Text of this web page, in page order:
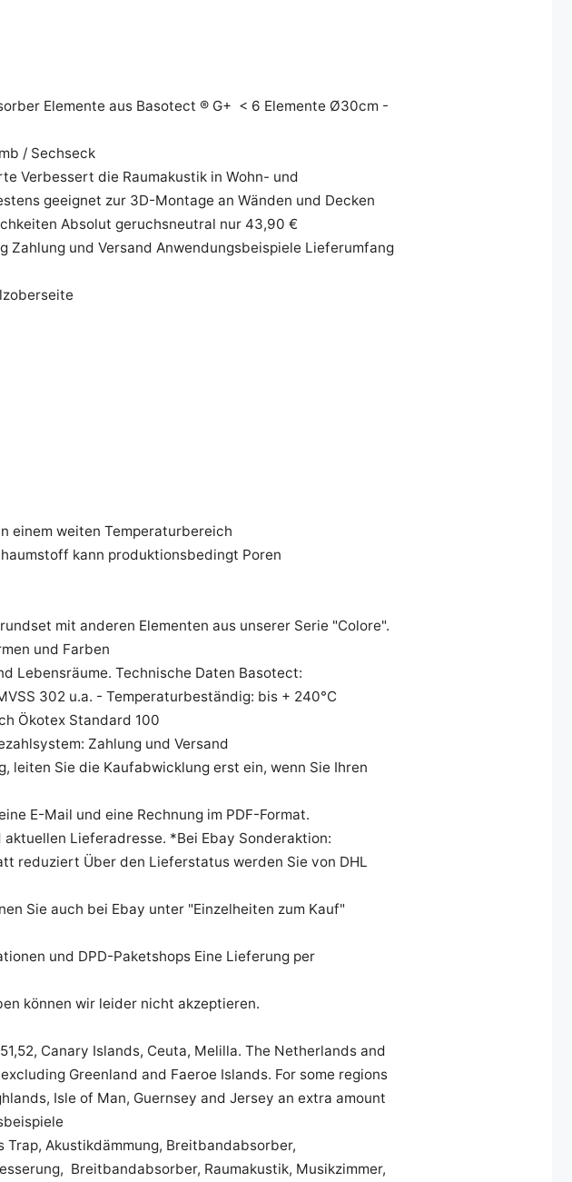
Elemente aus Basotect ® G+ < 6 Elemente Ø30cm -
/ Sechseck
Verbessert die Raumakustik in Wohn- und
geeignet zur 3D-Montage an Wänden und Decken
Absolut geruchsneutral nur 43,90 €
Zahlung und Versand Anwendungsbeispiele Lieferumfang
einem weiten Temperaturbereich
kann produktionsbedingt Poren
mit anderen Elementen aus unserer Serie "Colore".
und Farben
Lebensräume. Technische Daten Basotect:
302 u.a. - Temperaturbeständig: bis + 240°C
Ökotex Standard 100
Zahlung und Versand
leiten Sie die Kaufabwicklung erst ein, wenn Sie Ihren
E-Mail und eine Rechnung im PDF-Format.
Lieferadresse. *Bei Ebay Sonderaktion:
reduziert Über den Lieferstatus werden Sie von DHL
Sie auch bei Ebay unter "Einzelheiten zum Kauf"
und DPD-Paketshops Eine Lieferung per
können wir leider nicht akzeptieren.
Canary Islands, Ceuta, Melilla. The Netherlands and
Greenland and Faeroe Islands. For some regions
Isle of Man, Guernsey and Jersey an extra amount
Akustikdämmung, Breitbandabsorber,
Breitbandabsorber, Raumakustik, Musikzimmer,